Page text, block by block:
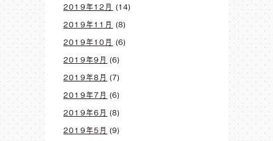
2019年12月 (14)
2019年11月 (8)
2019年10月 (6)
2019年9月 (6)
2019年8月 (7)
2019年7月 (6)
2019年6月 (8)
2019年5月 (9)